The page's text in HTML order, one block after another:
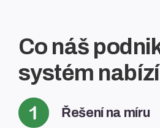
Co náš
systém
Řešení na míru